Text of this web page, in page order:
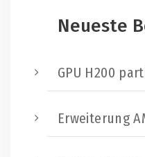
Neueste
GPU H200
Erweiterung